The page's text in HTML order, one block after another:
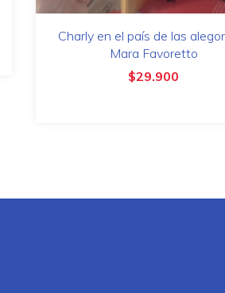
Charly en el país de las
Mara Favoretto
$29.900